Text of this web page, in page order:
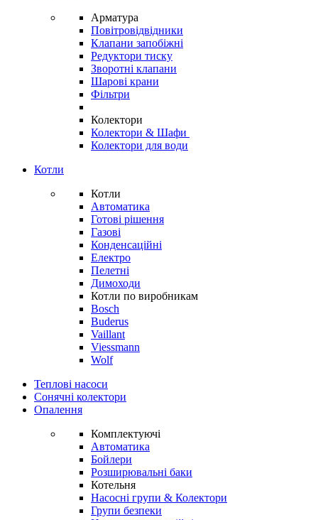
Арматура
Повітровідвідники
Клапани запобіжні
Редуктори тиску
Зворотні клапани
Шарові крани
Фільтри
Колектори
Колектори & Шафи
Колектори для води
Котли
Котли
Автоматика
Готові рішення
Газові
Конденсаційні
Електро
Пелетні
Димоходи
Котли по виробникам
Bosch
Buderus
Vaillant
Viessmann
Wolf
Теплові насоси
Сонячні колектори
Опалення
Комплектуючі
Автоматика
Бойлери
Розширювальні баки
Котельня
Насосні групи & Колектори
Групи безпеки